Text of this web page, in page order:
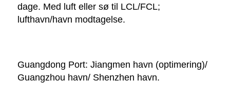
dage. Med luft eller sø til LCL/FCL;
lufthavn/havn modtagelse.
Guangdong Port: Jiangmen havn (optimering)/
Guangzhou havn/ Shenzhen havn.